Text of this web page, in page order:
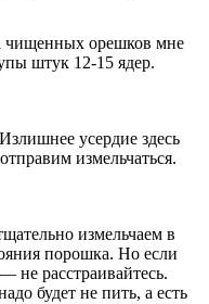
чищенных орешков мне
штук 12-15 ядер.
усердие здесь
измельчаться.
измельчаем в
порошка. Но если
не расстраивайтесь.
будет не пить, а есть